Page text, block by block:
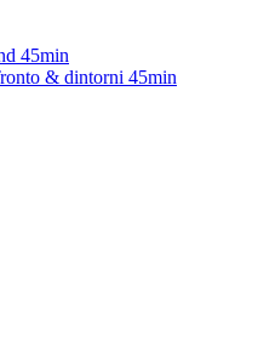
45min
& dintorni 45min